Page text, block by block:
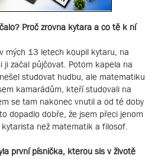
Proč zrovna kytara a co tě k ní
mých 13 letech koupil kytaru, na
ji začal půjčovat. Potom kapela na
studovat hudbu, ale matematiku
kamarádům, kteří studovali na
se tam nakonec vnutil a od té doby
dopadlo dobře, že jsem přeci jenom
než matematik a filosof.
první písnička, kterou sis v životě